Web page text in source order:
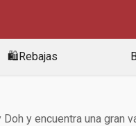
🛍️Rebajas
y encuentra una